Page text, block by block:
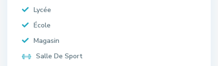
Lycée
École
Magasin
Salle De Sport